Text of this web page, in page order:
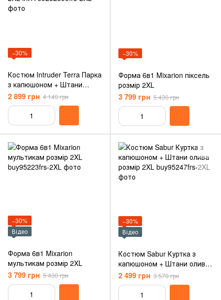
−30%
Костюм Intruder Terra Парка
з капюшоном + Штани
мультикам розмір 2XL
2 899 грн 4 140 грн
−30%
Форма 6в1 Mixarion піксель
розмір 2XL
3 799 грн 5 430 грн
−30%
Відео
Форма 6в1 Mixarion
мультикам розмір 2XL
3 799 грн 5 430 грн
−30%
Відео
Костюм Sabur Куртка з
капюшоном + Штани олива
розмір 2XL
2 499 грн 3 570 грн